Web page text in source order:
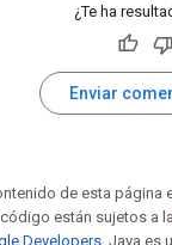
¿Te ha
Enviar
de esta página
están sujetos a la
Developers . Java